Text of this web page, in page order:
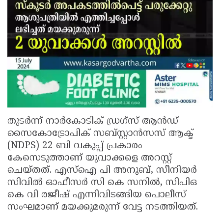
തുടർന്ന് നാര്‍കോടിക് ഡ്രഗ്‌സ് ആന്‍ഡ്
സൈകോട്രോപിക് സബ്സ്റ്റാന്‍സസ് ആക്ട്
(NDPS) 22 ബി വകുപ്പ് പ്രകാരം
കേസെടുത്താണ് യുവാക്കളെ അറസ്റ്റ്
ചെയ്തത്. എസ്ഐ പി അനൂബ്, സീനിയർ
സിവിൽ ഓഫീസർ സി കെ സനിൽ, സിപിഒ
കെ വി രജീഷ് എന്നിവിടങ്ങിയ പൊലീസ്
സംഘമാണ് മയക്കുമരുന്ന് വേട്ട നടത്തിയത്.